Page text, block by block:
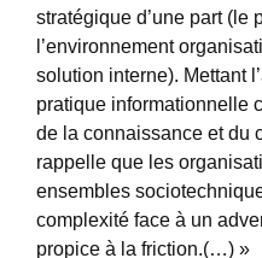
stratégique d’une part (le
l’environnement
solution interne). Mettant
pratique informationnelle
de la connaissance et du
rappelle que les
ensembles
complexité face à un
propice à la friction.(…) »